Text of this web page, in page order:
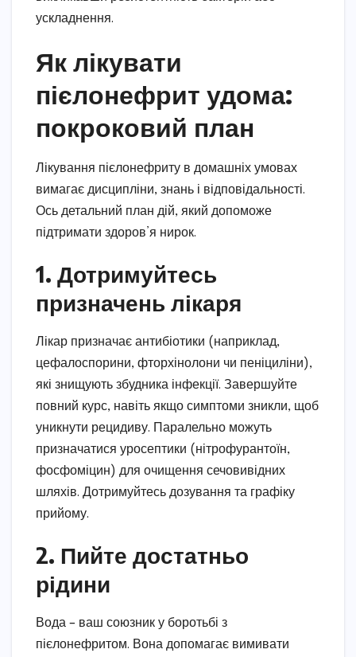
ускладнення.
Як лікувати
пієлонефрит удома:
покроковий план
Лікування пієлонефриту в домашніх умовах
вимагає дисципліни, знань і відповідальності.
Ось детальний план дій, який допоможе
підтримати здоров’я нирок.
1. Дотримуйтесь
призначень лікаря
Лікар призначає антибіотики (наприклад,
цефалоспорини, фторхінолони чи пеніциліни),
які знищують збудника інфекції. Завершуйте
повний курс, навіть якщо симптоми зникли, щоб
уникнути рецидиву. Паралельно можуть
призначатися уросептики (нітрофурантоїн,
фосфоміцин) для очищення сечовивідних
шляхів. Дотримуйтесь дозування та графіку
прийому.
2. Пийте достатньо
рідини
Вода – ваш союзник у боротьбі з
пієлонефритом. Вона допомагає вимивати